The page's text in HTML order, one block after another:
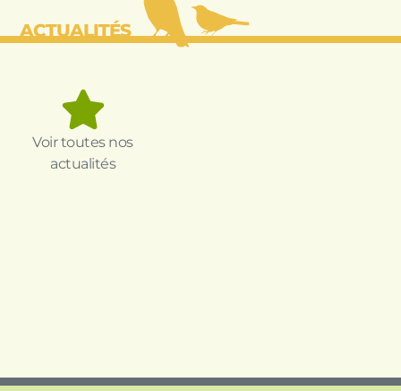
ACTUALITÉS
Voir toutes nos
actualités